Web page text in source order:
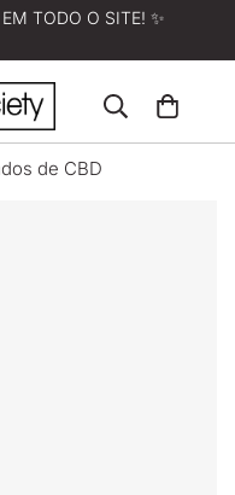
TODO O SITE! ✨
de CBD